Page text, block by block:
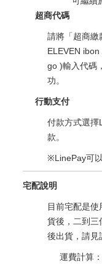
超商代碼
請將「超商繳
ELEVEN
go )輸入代碼
功。
行動支付
付款方式選擇
款。
※LinePay可
宅配說明
目前宅配是
貨後，二到三
後出貨，請見
運費計算：